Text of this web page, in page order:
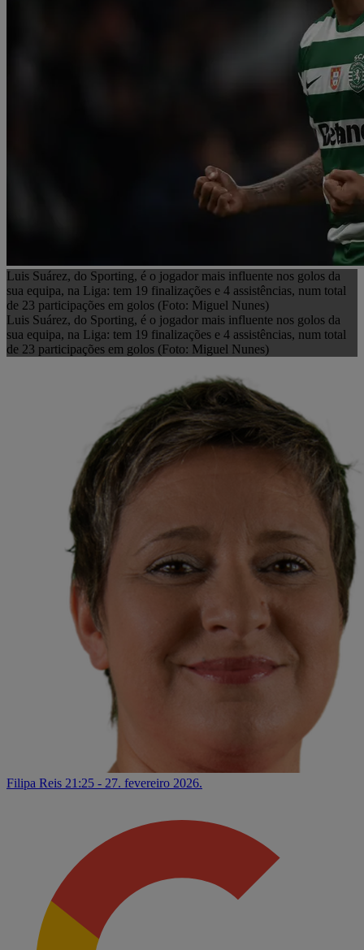
Luis Suárez, do Sporting, é o jogador mais influente nos golos da
sua equipa, na Liga: tem 19 finalizações e 4 assistências, num total
de 23 participações em golos (Foto: Miguel Nunes)
Luis Suárez, do Sporting, é o jogador mais influente nos golos da
sua equipa, na Liga: tem 19 finalizações e 4 assistências, num total
de 23 participações em golos (Foto: Miguel Nunes)
Filipa Reis 21:25 - 27. fevereiro 2026.